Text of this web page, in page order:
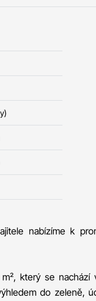
nabízíme k
který se
do zeleně,